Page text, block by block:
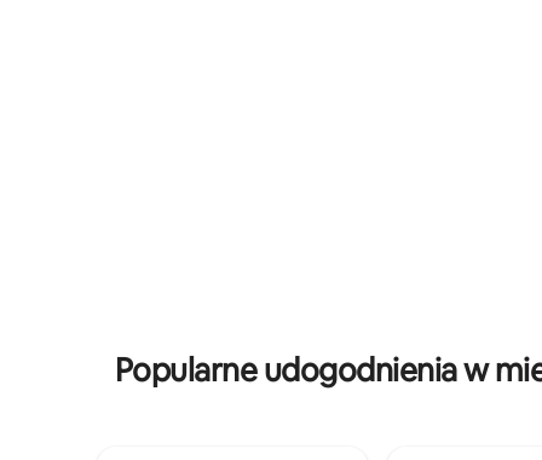
Popularne udogodnienia w